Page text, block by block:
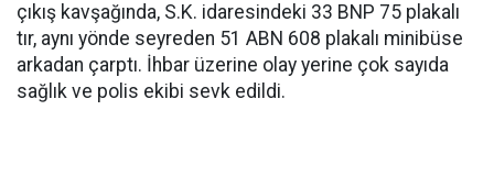
çıkış kavşağında, S.K. idaresindeki 33 BNP 75 plakalı
tır, aynı yönde seyreden 51 ABN 608 plakalı minibüse
arkadan çarptı. İhbar üzerine olay yerine çok sayıda
sağlık ve polis ekibi sevk edildi.